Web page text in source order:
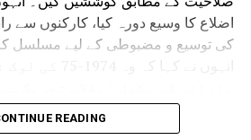
اضلاع کا وسیع دورہ کیا، کارکنوں سے
کی توسیع و مضبوطی کے لیے مسلسل
سیاست میں آئے تھے۔ اس وقت
بے روزگاری، جمہوری اداروں کے
READING